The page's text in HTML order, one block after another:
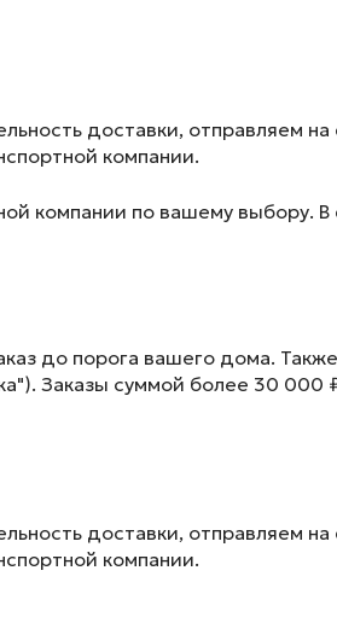
доставки, отправляем
компании.
компании по вашему выбору.
до порога вашего дома.
Заказы суммой более 30 000
доставки, отправляем
компании.